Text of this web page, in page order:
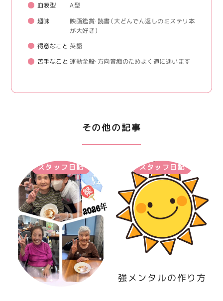
血液型 A型
趣味
映画鑑賞・読書（大どんでん返しのミステリ本
が大好き）
得意なこと 英語
苦手なこと 運動全般・方向音痴のためよく道に迷います
その他の記事
スタッフ日記 スタッフ日記
強メンタルの作り方